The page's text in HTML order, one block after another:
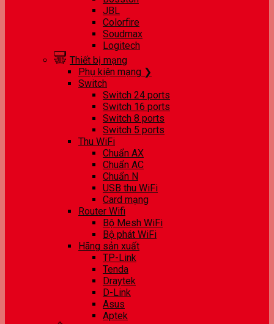
JBL
Colorfire
Soudmax
Logitech
Thiết bị mạng
Phụ kiện mạng ❯
Switch
Switch 24 ports
Switch 16 ports
Switch 8 ports
Switch 5 ports
Thu WiFi
Chuẩn AX
Chuẩn AC
Chuẩn N
USB thu WiFi
Card mạng
Router Wifi
Bộ Mesh WiFi
Bộ phát WiFi
Hãng sản xuất
TP-Link
Tenda
Draytek
D-Link
Asus
Aptek